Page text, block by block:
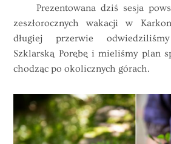
Prezentowana dziś sesja
zeszłorocznych wakacji w
długiej przerwie
Szklarską Porębę i mieliśmy plan
chodząc po okolicznych górach.